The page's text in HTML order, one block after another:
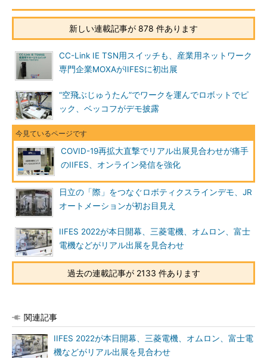
新しい連載記事が 878 件あります
CC-Link IE TSN用スイッチも、産業用ネットワーク
専門企業MOXAがIIFESに初出展
“空飛ぶじゅうたん”でワークを運んでロボットでピ
ック、ベッコフがデモ披露
COVID-19再拡大直撃でリアル出展見合わせが痛手
のIIFES、オンライン発信を強化
日立の「際」をつなぐロボティクスラインデモ、JR
オートメーションが初お目見え
IIFES 2022が本日開幕、三菱電機、オムロン、富士
電機などがリアル出展を見合わせ
過去の連載記事が 2133 件あります
関連記事
IIFES 2022が本日開幕、三菱電機、オムロン、富士電
機などがリアル出展を見合わせ